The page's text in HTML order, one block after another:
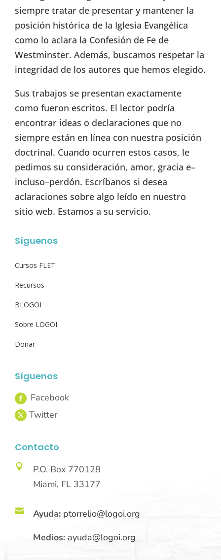
siempre tratar de presentar y mantener la
posición histórica de la Iglesia Evangélica
como lo aclara la Confesión de Fe de
Westminster. Además, buscamos respetar la
integridad de los autores que hemos elegido.
Sus trabajos se presentan exactamente
como fueron escritos. El lector podría
encontrar ideas o declaraciones que no
siempre están en línea con nuestra posición
doctrinal. Cuando ocurren estos casos, le
pedimos su consideración, amor, gracia e–
incluso–perdón. Escríbanos si desea
aclaraciones sobre algo leído en nuestro
sitio web. Estamos a su servicio.
Síguenos
Cursos FLET
Recursos
BLOGOI
Sobre LOGOI
Donar
Síguenos
Contacto

P.O. Box 770128
Miami, FL 33177
 Ayuda: ptorrelio@logoi.org
Medios: ayuda@logoi.org